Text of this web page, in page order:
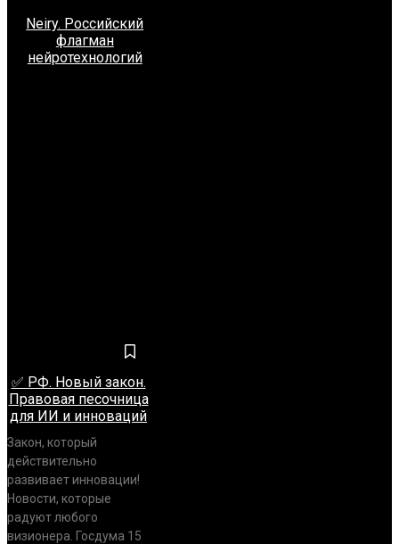
Neiry. Российский
флагман
нейротехнологий
✅ РФ. Новый закон.
Правовая песочница
для ИИ и инноваций
Закон, который
действительно
развивает инновации!
Новости, которые
радуют любого
визионера. Госдума 15